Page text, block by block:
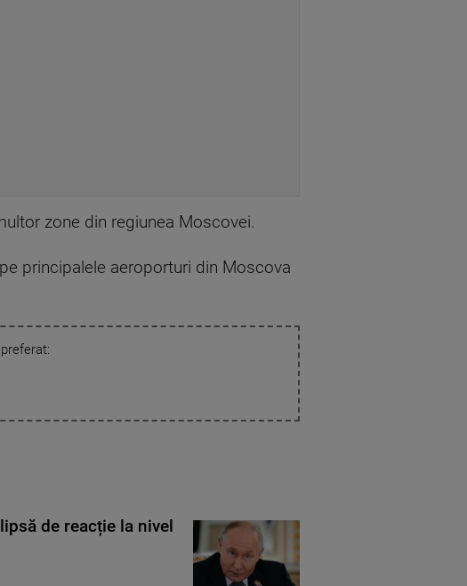
zone din regiunea Moscovei.
principalele aeroporturi din Moscova
de reacție la nivel